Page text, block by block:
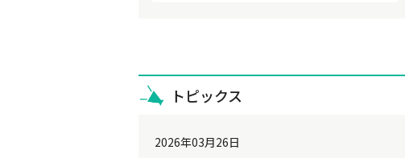
トピックス
2026年03月26日